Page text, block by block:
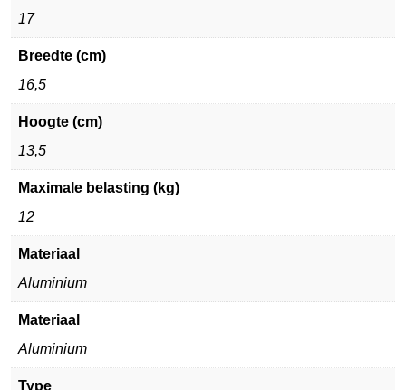
17
Breedte (cm)
16,5
Hoogte (cm)
13,5
Maximale belasting (kg)
12
Materiaal
Aluminium
Materiaal
Aluminium
Type